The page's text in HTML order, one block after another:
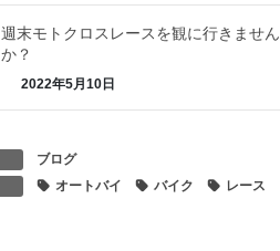
週末モトクロスレースを観に行きません
か？
2022年5月10日
ブログ
オートバイ バイク レース